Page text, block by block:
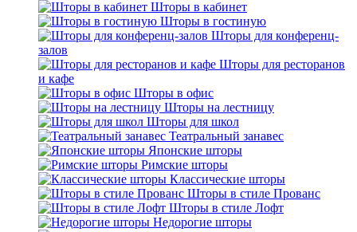
Шторы в кабинет
Шторы в гостиную
Шторы для конференц-
залов
Шторы для ресторанов
и кафе
Шторы в офис
Шторы на лестницу
Шторы для школ
Театральный занавес
Японские шторы
Римские шторы
Классические шторы
Шторы в стиле Прованс
Шторы в стиле Лофт
Недорогие шторы